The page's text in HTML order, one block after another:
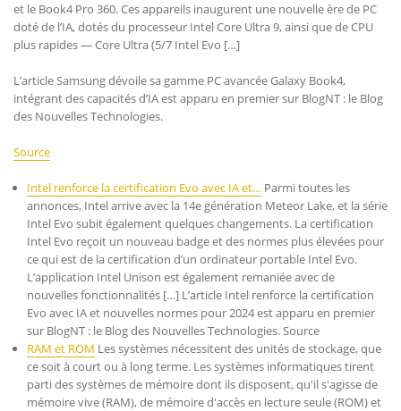
et le Book4 Pro 360. Ces appareils inaugurent une nouvelle ère de PC
doté de l’IA, dotés du processeur Intel Core Ultra 9, ainsi que de CPU
plus rapides — Core Ultra (5/7 Intel Evo […]
L’article Samsung dévoile sa gamme PC avancée Galaxy Book4,
intégrant des capacités d’IA est apparu en premier sur BlogNT : le Blog
des Nouvelles Technologies.
Source
Intel renforce la certification Evo avec IA et… Parmi toutes les
annonces, Intel arrive avec la 14e génération Meteor Lake, et la série
Intel Evo subit également quelques changements. La certification
Intel Evo reçoit un nouveau badge et des normes plus élevées pour
ce qui est de la certification d’un ordinateur portable Intel Evo.
L’application Intel Unison est également remaniée avec de
nouvelles fonctionnalités […] L’article Intel renforce la certification
Evo avec IA et nouvelles normes pour 2024 est apparu en premier
sur BlogNT : le Blog des Nouvelles Technologies. Source
RAM et ROM Les systèmes nécessitent des unités de stockage, que
ce soit à court ou à long terme. Les systèmes informatiques tirent
parti des systèmes de mémoire dont ils disposent, qu'il s'agisse de
mémoire vive (RAM), de mémoire d'accès en lecture seule (ROM) et